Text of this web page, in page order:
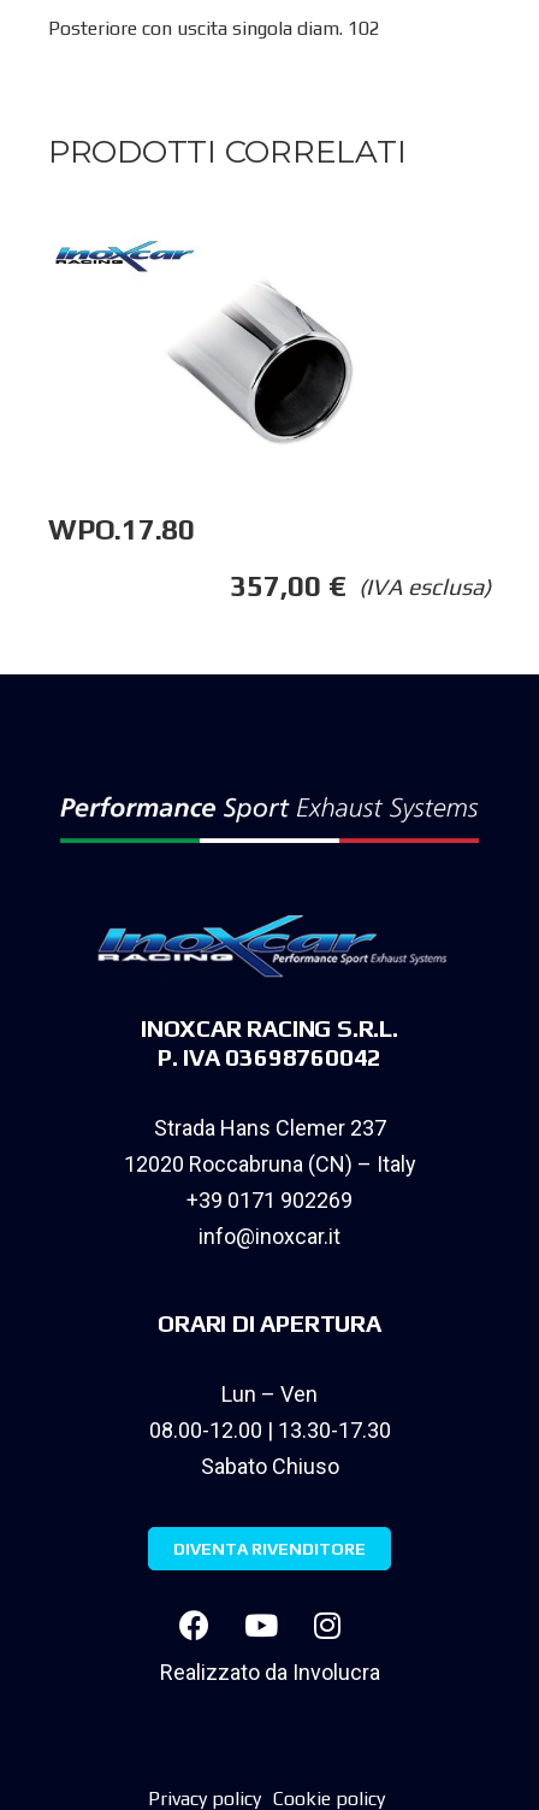
Posteriore con uscita singola diam. 102
PRODOTTI CORRELATI
WPO.17.80
(IVA esclusa)
357,00 €
INOXCAR RACING S.R.L.
P. IVA 03698760042
Strada Hans Clemer 237
12020 Roccabruna (CN) – Italy
+39 0171 902269
info@inoxcar.it
ORARI DI APERTURA
Lun – Ven
08.00-12.00 | 13.30-17.30
Sabato Chiuso
DIVENTA RIVENDITORE
Realizzato da Involucra
Privacy policy Cookie policy